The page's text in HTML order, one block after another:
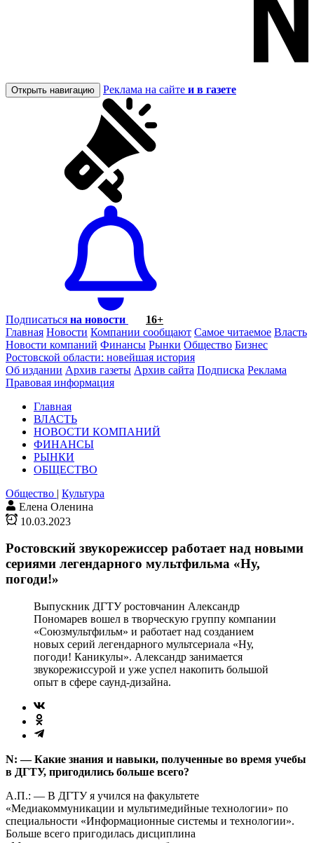
Открыть навигацию Реклама на сайте и в газете
Подписаться на новости
16+
Главная Новости Компании сообщают Самое читаемое Власть
Новости компаний Финансы Рынки Общество Бизнес
Ростовской области: новейшая история
Об издании Архив газеты Архив сайта Подписка Реклама
Правовая информация
Главная
ВЛАСТЬ
НОВОСТИ КОМПАНИЙ
ФИНАНСЫ
РЫНКИ
ОБЩЕСТВО
Общество | Культура
Елена Оленина
10.03.2023
Ростовский звукорежиссер работает над новыми
сериями легендарного мультфильма «Ну,
погоди!»
Выпускник ДГТУ ростовчанин Александр
Пономарев вошел в творческую группу компании
«Союзмультфильм» и работает над созданием
новых серий легендарного мультсериала «Ну,
погоди! Каникулы». Александр занимается
звукорежиссурой и уже успел накопить большой
опыт в сфере саунд-дизайна.
N: — Какие знания и навыки, полученные во время учебы
в ДГТУ, пригодились больше всего?
А.П.: — В ДГТУ я учился на факультете
«Медиакоммуникации и мультимедийные технологии» по
специальности «Информационные системы и технологии».
Больше всего пригодилась дисциплина